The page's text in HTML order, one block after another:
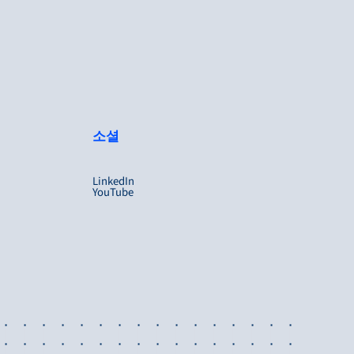
소셜
LinkedIn
YouTube